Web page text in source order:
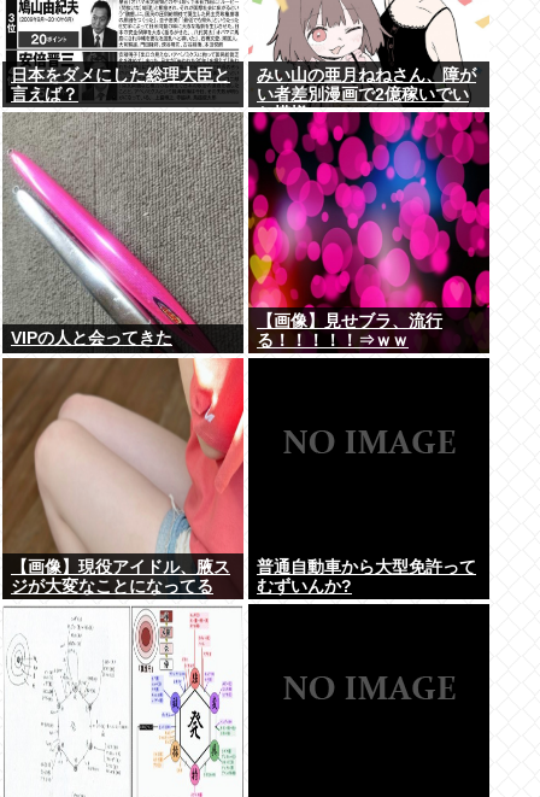
日本をダメにした総理大臣と
言えば？
みい山の亜月ねねさん、障が
い者差別漫画で2億稼いでい
た模様www
VIPの人と会ってきた
【画像】見せブラ、流行
る！！！！！⇒ｗｗ
【画像】現役アイドル、腋ス
ジが大変なことになってる
www
普通自動車から大型免許って
むずいんか?